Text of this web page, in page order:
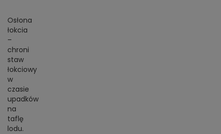
Osłona
łokcia
–
chroni
staw
łokciowy
w
czasie
upadków
na
taflę
lodu.